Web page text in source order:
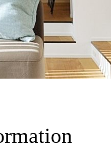
査定フォーム分譲物件